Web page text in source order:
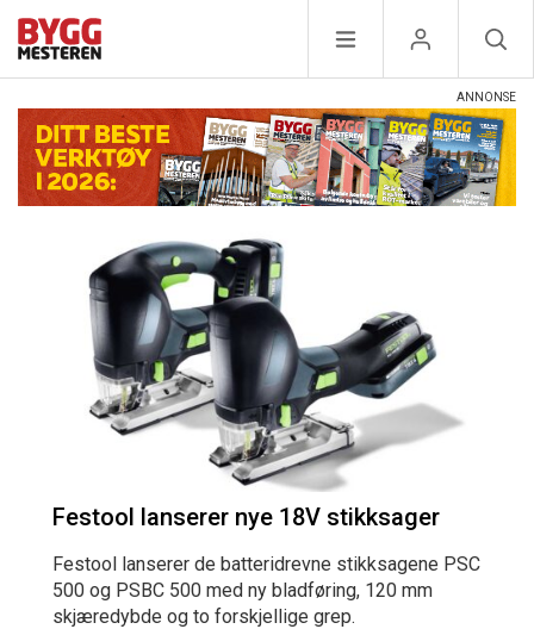
Festool lanserer nye 18V stikksager
Festool lanserer de batteridrevne stikksagene PSC
500 og PSBC 500 med ny bladføring, 120 mm
skjæredybde og to forskjellige grep.